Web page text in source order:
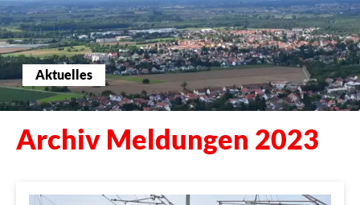
Aktuelles
Archiv Meldungen 2023